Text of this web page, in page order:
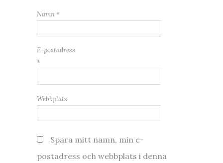
Namn *
E-postadress
*
Webbplats
Spara mitt namn, min e-
postadress och webbplats i denna